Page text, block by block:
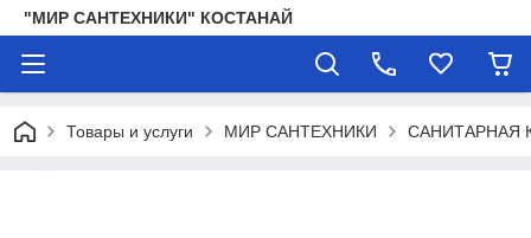
"МИР САНТЕХНИКИ" КОСТАНАЙ
Товары и услуги МИР САНТЕХНИКИ САНИТАРНАЯ